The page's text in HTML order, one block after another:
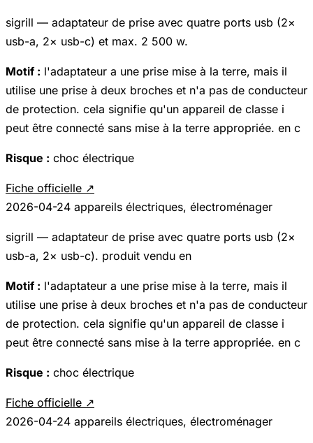
sigrill — adaptateur de prise avec quatre ports usb (2×
usb-a, 2× usb-c) et max. 2 500 w.
Motif : l'adaptateur a une prise mise à la terre, mais il
utilise une prise à deux broches et n'a pas de conducteur
de protection. cela signifie qu'un appareil de classe i
peut être connecté sans mise à la terre appropriée. en c
Risque : choc électrique
Fiche officielle ↗
2026-04-24 appareils électriques, électroménager
sigrill — adaptateur de prise avec quatre ports usb (2×
usb-a, 2× usb-c). produit vendu en
Motif : l'adaptateur a une prise mise à la terre, mais il
utilise une prise à deux broches et n'a pas de conducteur
de protection. cela signifie qu'un appareil de classe i
peut être connecté sans mise à la terre appropriée. en c
Risque : choc électrique
Fiche officielle ↗
2026-04-24 appareils électriques, électroménager